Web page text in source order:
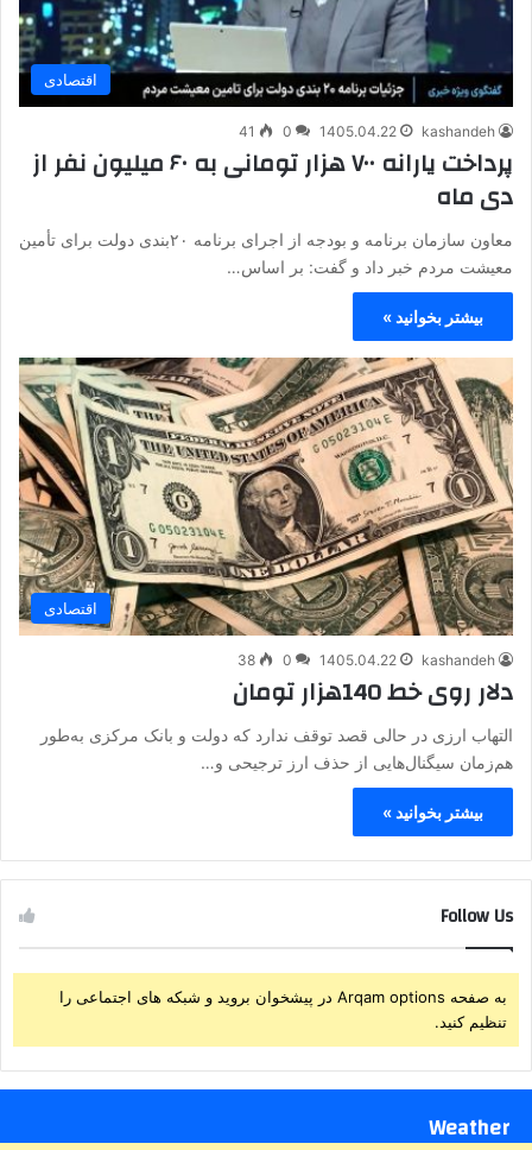
اقتصادی
kashandeh
1405.04.22
0
41
پرداخت یارانه ۷۰۰ هزار تومانی به ۶۰ میلیون نفر از
دی ماه
معاون سازمان برنامه و بودجه از اجرای برنامه ۲۰‌بندی دولت برای تأمین
معیشت مردم خبر داد و گفت: بر اساس…
بیشتر بخوانید »
اقتصادی
kashandeh
1405.04.22
0
38
دلار روی خط 140هزار تومان
التهاب ارزی در حالی قصد توقف ندارد که دولت و بانک مرکزی به‌طور
هم‌زمان سیگنال‌هایی از حذف ارز ترجیحی و…
بیشتر بخوانید »
Follow Us
به صفحه Arqam options در پیشخوان بروید و شبکه های اجتماعی را
تنظیم کنید.
Weather